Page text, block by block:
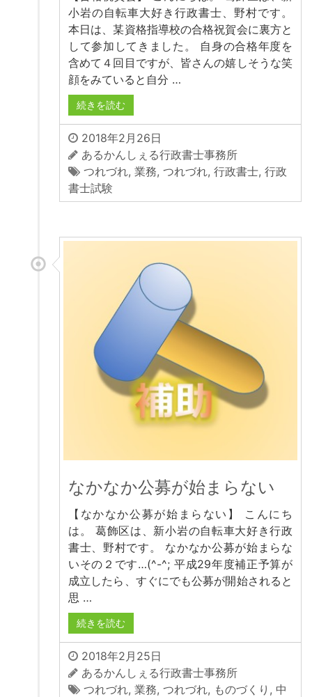
小岩の自転車大好き行政書士、野村です。
本日は、某資格指導校の合格祝賀会に裏方と
して参加してきました。 自身の合格年度を
含めて４回目ですが、皆さんの嬉しそうな笑
顔をみていると自分 …
続きを読む
2018年2月26日
あるかんしぇる行政書士事務所
つれづれ, 業務, つれづれ, 行政書士, 行政
書士試験
なかなか公募が始まらない
【なかなか公募が始まらない】 こんにち
は。 葛飾区は、新小岩の自転車大好き行政
書士、野村です。 なかなか公募が始まらな
いその２です…(^-^; 平成29年度補正予算が
成立したら、すぐにでも公募が開始されると
思 …
続きを読む
2018年2月25日
あるかんしぇる行政書士事務所
つれづれ, 業務, つれづれ, ものづくり , 中